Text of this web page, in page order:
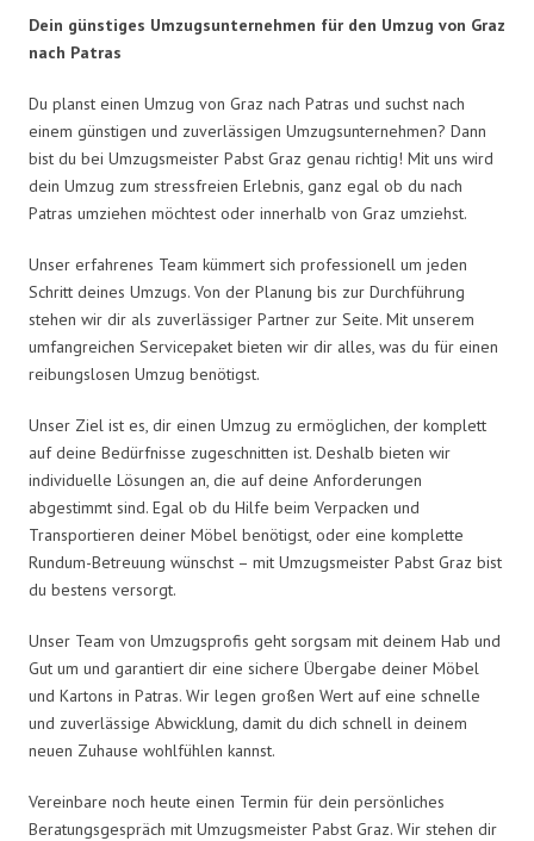
Dein günstiges Umzugsunternehmen für den Umzug von Graz
nach Patras
Du planst einen Umzug von Graz nach Patras und suchst nach
einem günstigen und zuverlässigen Umzugsunternehmen? Dann
bist du bei Umzugsmeister Pabst Graz genau richtig! Mit uns wird
dein Umzug zum stressfreien Erlebnis, ganz egal ob du nach
Patras umziehen möchtest oder innerhalb von Graz umziehst.
Unser erfahrenes Team kümmert sich professionell um jeden
Schritt deines Umzugs. Von der Planung bis zur Durchführung
stehen wir dir als zuverlässiger Partner zur Seite. Mit unserem
umfangreichen Servicepaket bieten wir dir alles, was du für einen
reibungslosen Umzug benötigst.
Unser Ziel ist es, dir einen Umzug zu ermöglichen, der komplett
auf deine Bedürfnisse zugeschnitten ist. Deshalb bieten wir
individuelle Lösungen an, die auf deine Anforderungen
abgestimmt sind. Egal ob du Hilfe beim Verpacken und
Transportieren deiner Möbel benötigst, oder eine komplette
Rundum-Betreuung wünschst – mit Umzugsmeister Pabst Graz bist
du bestens versorgt.
Unser Team von Umzugsprofis geht sorgsam mit deinem Hab und
Gut um und garantiert dir eine sichere Übergabe deiner Möbel
und Kartons in Patras. Wir legen großen Wert auf eine schnelle
und zuverlässige Abwicklung, damit du dich schnell in deinem
neuen Zuhause wohlfühlen kannst.
Vereinbare noch heute einen Termin für dein persönliches
Beratungsgespräch mit Umzugsmeister Pabst Graz. Wir stehen dir